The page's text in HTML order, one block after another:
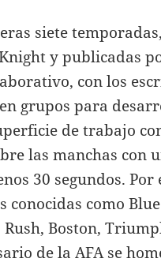
siete
y publicadas
con los
grupos para
de trabajo
las manchas con
30 segundos. Por
conocidas como
Rush, Boston,
de la AFA se